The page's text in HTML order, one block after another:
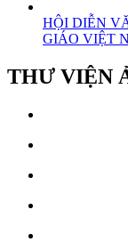
HỘI DIỄN
GIÁO VIỆT
THƯ VIỆN